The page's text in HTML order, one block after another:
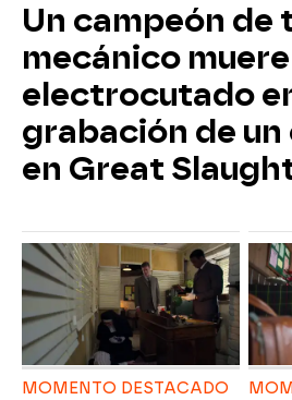
Un campeón de
mecánico muere
electrocutado
grabación de
en Great
MOMENTO DESTACADO